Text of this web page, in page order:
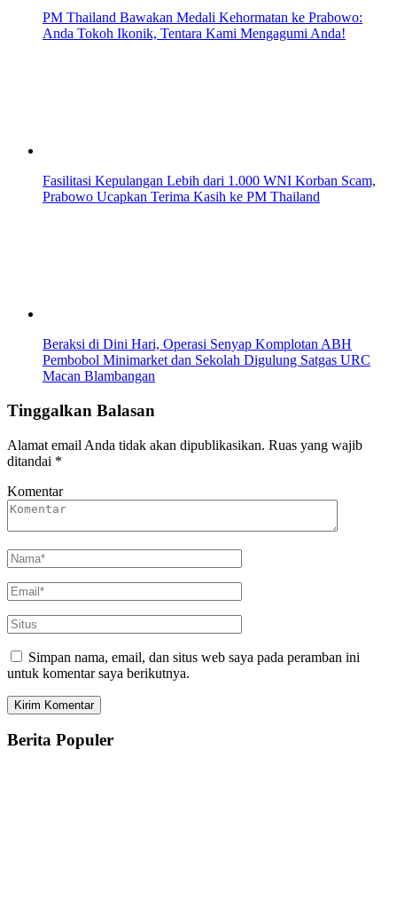
PM Thailand Bawakan Medali Kehormatan ke Prabowo:
Anda Tokoh Ikonik, Tentara Kami Mengagumi Anda!
Fasilitasi Kepulangan Lebih dari 1.000 WNI Korban Scam,
Prabowo Ucapkan Terima Kasih ke PM Thailand
Beraksi di Dini Hari, Operasi Senyap Komplotan ABH
Pembobol Minimarket dan Sekolah Digulung Satgas URC
Macan Blambangan
Tinggalkan Balasan
Alamat email Anda tidak akan dipublikasikan. Ruas yang wajib
ditandai *
Komentar
Simpan nama, email, dan situs web saya pada peramban ini
untuk komentar saya berikutnya.
Berita Populer